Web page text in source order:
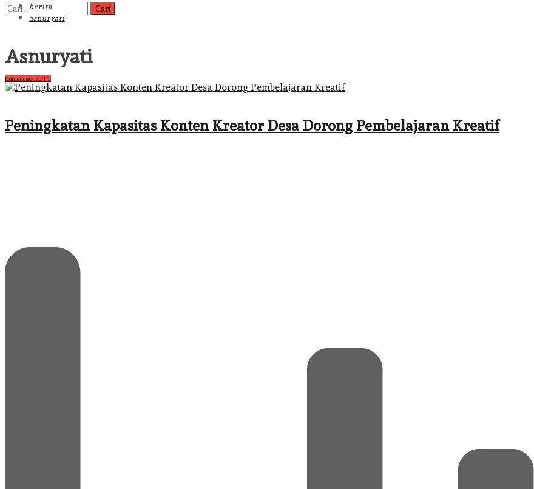
Cari
untuk:
berita
asnuryati
Asnuryati
Kemendesa PDTT
Peningkatan Kapasitas Konten Kreator Desa Dorong Pembelajaran Kreatif